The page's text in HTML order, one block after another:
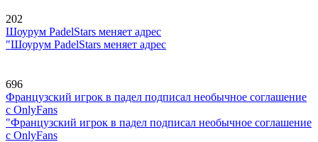
202
Шоурум PadelStars меняет адрес
"Шоурум PadelStars меняет адрес
696
Французский игрок в падел подписал необычное соглашение
с OnlyFans
"Французский игрок в падел подписал необычное соглашение
с OnlyFans